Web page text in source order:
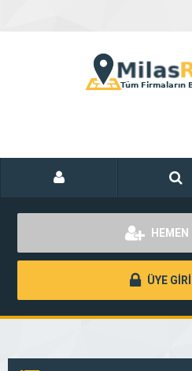
HEMEN
ÜYE